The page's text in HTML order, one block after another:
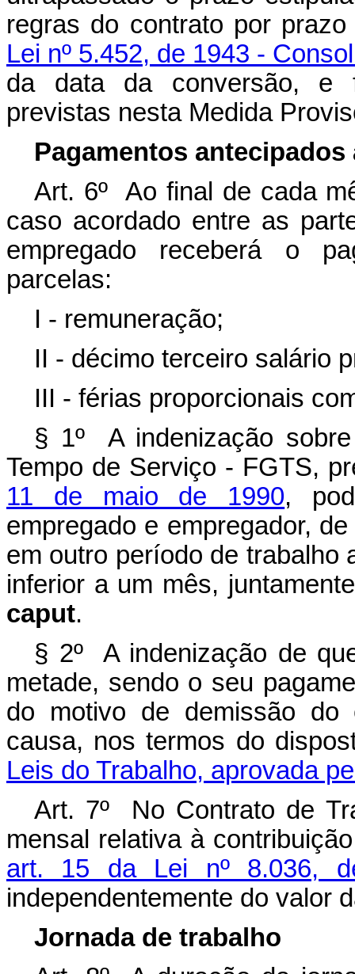
regras do contrato por
Lei nº 5.452, de 1943 -
da data da conversão, e
previstas nesta Medida
Pagamentos antecipados
Art. 6º Ao final de cada
caso acordado entre as
empregado receberá o
parcelas:
I - remuneração;
II - décimo terceiro salário
III - férias proporcionais
§ 1º A indenização
Tempo de Serviço - FGTS,
11 de maio de 1990,
empregado e empregador,
em outro período de trabalho
inferior a um mês,
caput.
§ 2º A indenização de
metade, sendo o seu
do motivo de demissão do
causa, nos termos do
Leis do Trabalho, aprovada
Art. 7º No Contrato de
mensal relativa à
art. 15 da Lei nº 8.036,
independentemente do valor
Jornada de trabalho